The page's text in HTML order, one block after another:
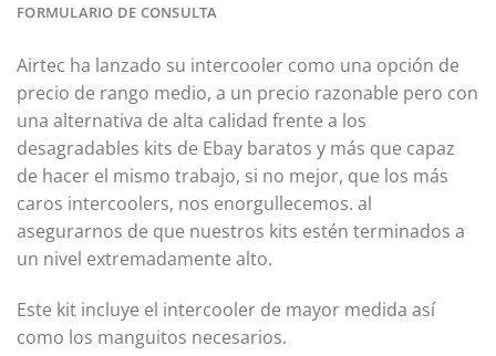
FORMULARIO DE CONSULTA
Airtec ha lanzado su intercooler como una opción de
precio de rango medio, a un precio razonable pero con
una alternativa de alta calidad frente a los
desagradables kits de Ebay baratos y más que capaz
de hacer el mismo trabajo, si no mejor, que los más
caros intercoolers, nos enorgullecemos. al
asegurarnos de que nuestros kits estén terminados a
un nivel extremadamente alto.
Este kit incluye el intercooler de mayor medida así
como los manguitos necesarios.